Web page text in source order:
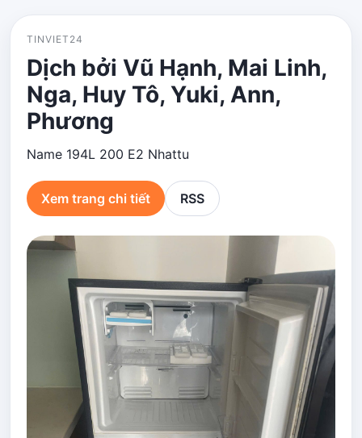
TINVIET24
Dịch bởi Vũ Hạnh, Mai Linh,
Nga, Huy Tô, Yuki, Ann,
Phương
Name 194L 200 E2 Nhattu
Xem trang chi tiết RSS